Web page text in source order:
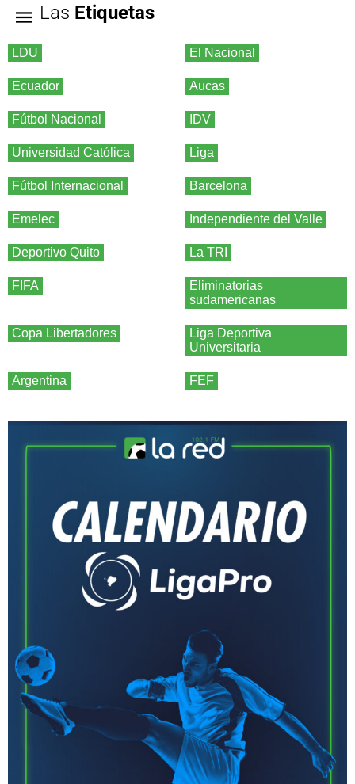
Las Etiquetas
LDU El Nacional
Ecuador Aucas
Fútbol Nacional IDV
Universidad Católica Liga
Fútbol Internacional Barcelona
Emelec Independiente del Valle
Deportivo Quito La TRI
FIFA
Eliminatorias
sudamericanas
Copa Libertadores
Liga Deportiva
Universitaria
Argentina FEF